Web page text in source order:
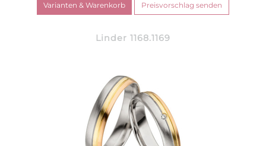
Linder 1168.1169